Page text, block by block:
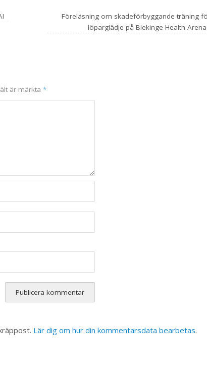
Föreläsning om skadeförbyggande träning
löparglädje på Blekinge Health
är märkta *
Lär dig om hur din kommentarsdata bearbetas.